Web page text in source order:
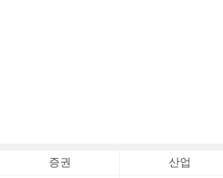
증권 산업